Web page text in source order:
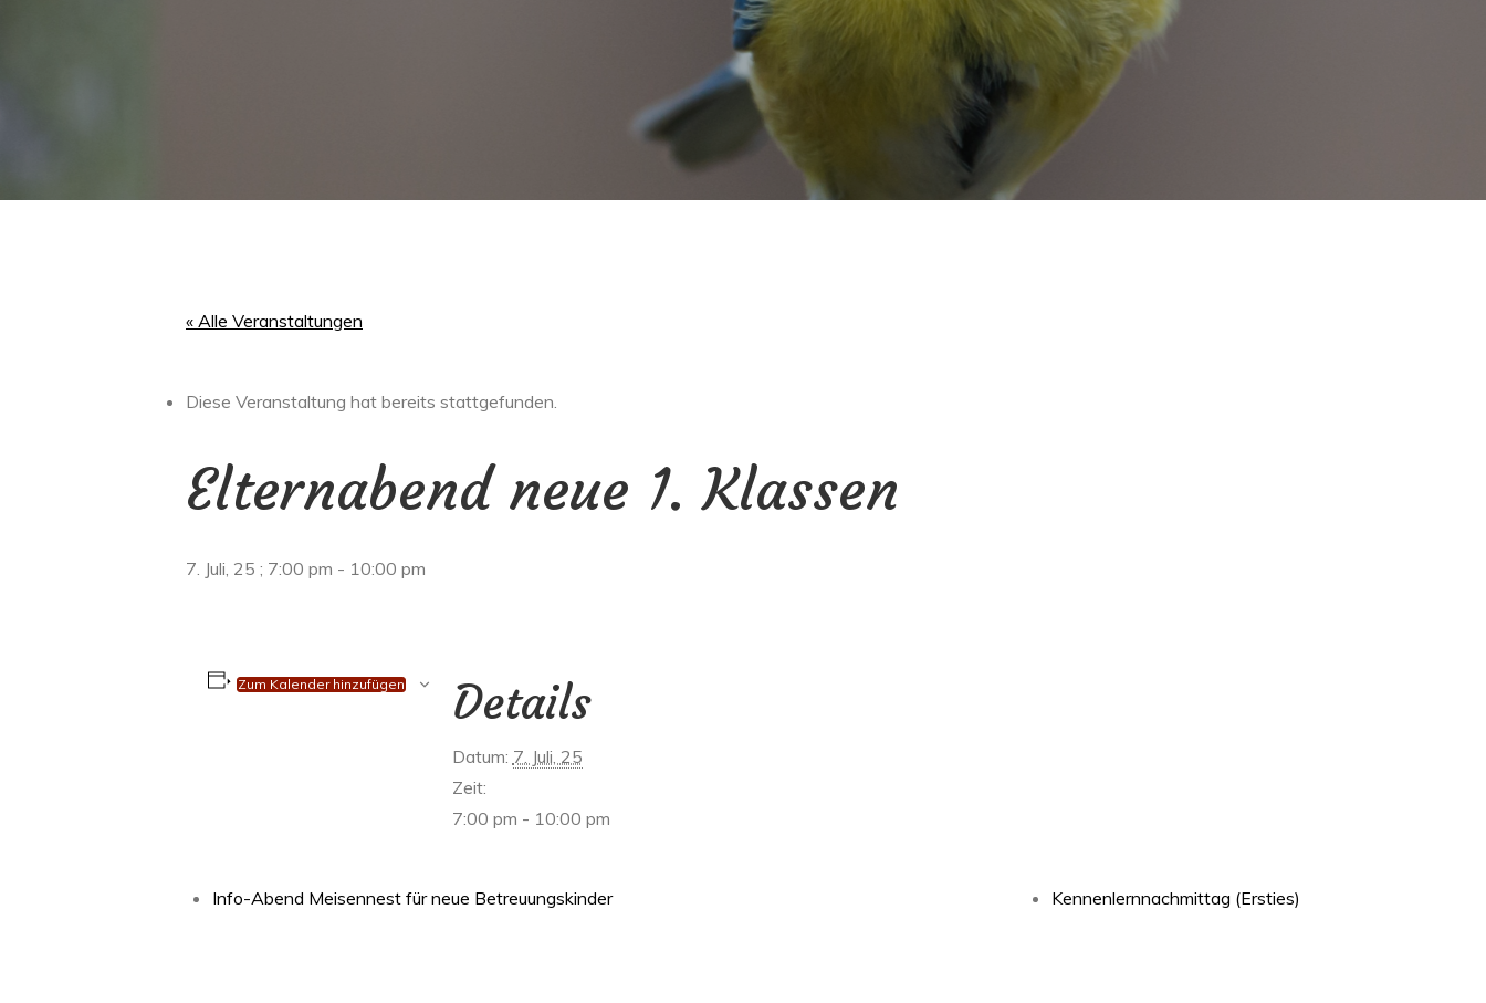
« Alle Veranstaltungen
Diese Veranstaltung hat bereits stattgefunden.
Elternabend neue 1. Klassen
7. Juli, 25 ; 7:00 pm - 10:00 pm
Zum Kalender hinzufügen Details
Datum: 7. Juli, 25
Zeit:
7:00 pm - 10:00 pm
Info-Abend Meisennest für neue Betreuungskinder Kennenlernnachmittag (Ersties)